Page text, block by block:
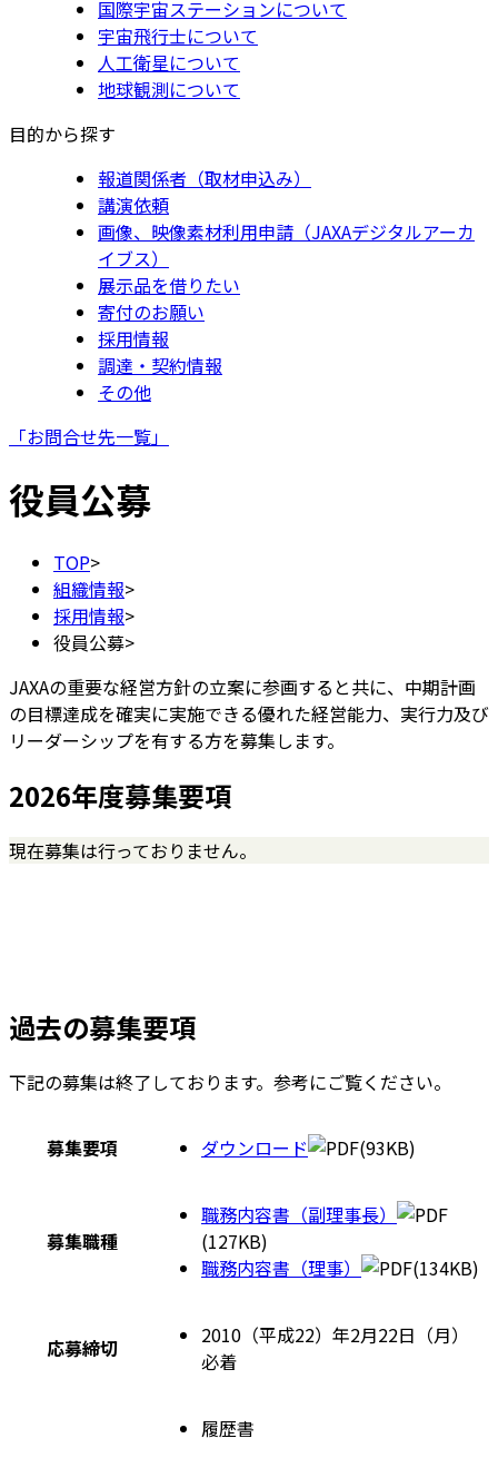
国際宇宙ステーションについて
宇宙飛行士について
人工衛星について
地球観測について
目的から探す
報道関係者（取材申込み）
講演依頼
画像、映像素材利用申請（JAXAデジタルアーカ
イブス）
展示品を借りたい
寄付のお願い
採用情報
調達・契約情報
その他
「お問合せ先一覧」
役員公募
TOP>
組織情報>
採用情報>
役員公募>
JAXAの重要な経営方針の立案に参画すると共に、中期計画
の目標達成を確実に実施できる優れた経営能力、実行力及び
リーダーシップを有する方を募集します。
2026年度募集要項
現在募集は行っておりません。
過去の募集要項
下記の募集は終了しております。参考にご覧ください。
募集要項 ダウンロード (93KB)
募集職種
職務内容書（副理事長）
(127KB)
職務内容書（理事）
(134KB)
応募締切
2010（平成22）年2月22日（月）
必着
履歴書